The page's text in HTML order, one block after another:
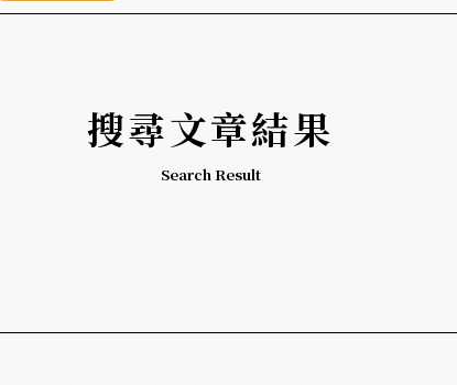
搜尋文章結果
Search Result